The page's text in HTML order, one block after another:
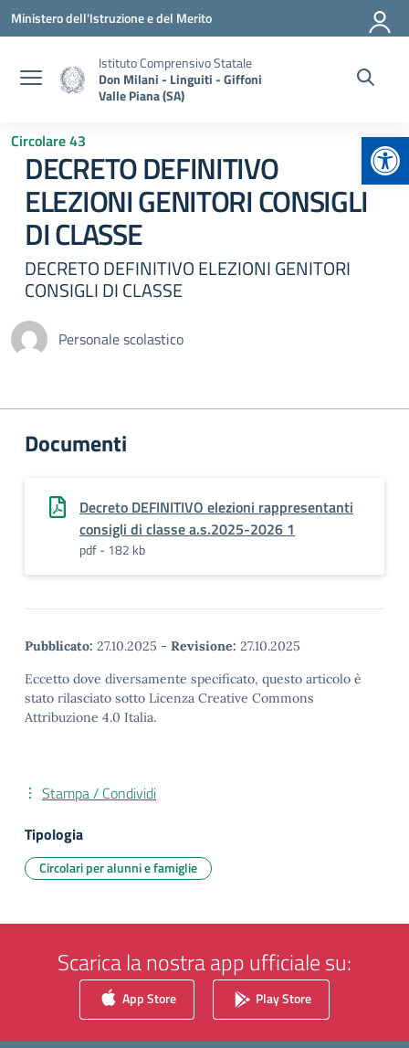
Vai ai contenuti
Vai al menu di navigazione
Vai al footer
Ministero dell'Istruzione e del Merito
Istituto Comprensivo Statale
Don Milani - Linguiti - Giffoni
Valle Piana (SA)
Circolare 43
DECRETO DEFINITIVO
ELEZIONI GENITORI CONSIGLI
DI CLASSE
DECRETO DEFINITIVO ELEZIONI GENITORI
CONSIGLI DI CLASSE
Personale scolastico
Documenti
Decreto DEFINITIVO elezioni rappresentanti
consigli di classe a.s.2025-2026 1
pdf - 182 kb
Pubblicato: 27.10.2025 - Revisione: 27.10.2025
Eccetto dove diversamente specificato, questo articolo è
stato rilasciato sotto Licenza Creative Commons
Attribuzione 4.0 Italia.
Stampa / Condividi
Tipologia
Circolari per alunni e famiglie
Scarica la nostra app ufficiale su:
App Store Play Store